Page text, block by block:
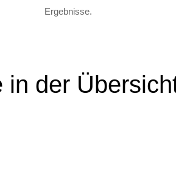
Ergebnisse.
in der